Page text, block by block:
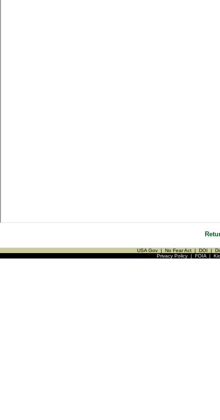
USA Gov | No Fear Act | DOI |
Privacy Policy| FOIA|